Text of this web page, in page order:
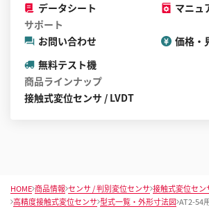
データシート
マニュ
サポート
お問い合わせ
価格・
無料テスト機
商品ラインナップ
接触式変位センサ / LVDT
HOME 商品情報 センサ / 判別変位センサ 接触式変位セン
高精度接触式変位センサ 型式一覧・外形寸法図 AT2-54